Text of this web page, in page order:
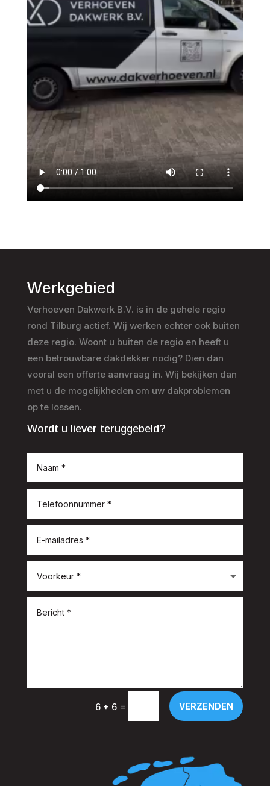
Werkgebied
Verhoeven Dakwerk B.V. is in de gehele regio
rond Tilburg actief. Wij werken echter ook buiten
deze regio. Woont u buiten de regio en heeft u
een betrouwbare dakdekker nodig? Dien dan
vooral een offerte aanvraag in. Wij bekijken dan
met u de mogelijkheden om uw dakproblemen
op te lossen.
Wordt u liever teruggebeld?
6 + 6 = VERZENDEN